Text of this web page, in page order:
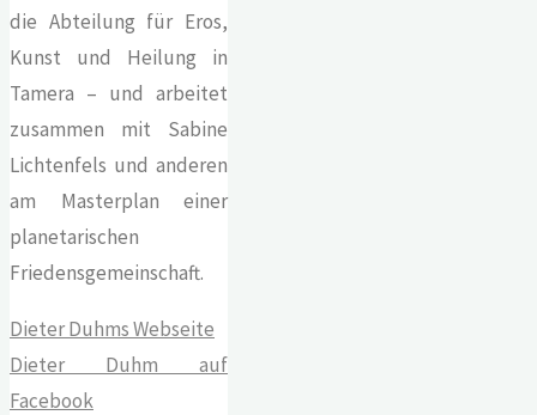
die Abteilung für Eros,
Kunst und Heilung in
Tamera – und arbeitet
zusammen mit Sabine
Lichtenfels und anderen
am Masterplan einer
planetarischen
Friedensgemeinschaft.
Dieter Duhms Webseite
Dieter Duhm auf
Facebook